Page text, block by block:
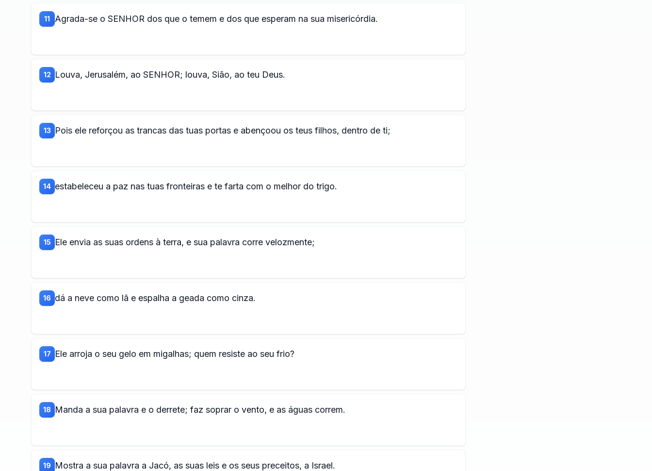
11 Agrada-se o SENHOR dos que o temem e dos que esperam na sua misericórdia.
12 Louva, Jerusalém, ao SENHOR; louva, Sião, ao teu Deus.
13 Pois ele reforçou as trancas das tuas portas e abençoou os teus filhos, dentro de ti;
14 estabeleceu a paz nas tuas fronteiras e te farta com o melhor do trigo.
15 Ele envia as suas ordens à terra, e sua palavra corre velozmente;
16 dá a neve como lã e espalha a geada como cinza.
17 Ele arroja o seu gelo em migalhas; quem resiste ao seu frio?
18 Manda a sua palavra e o derrete; faz soprar o vento, e as águas correm.
19 Mostra a sua palavra a Jacó, as suas leis e os seus preceitos, a Israel.